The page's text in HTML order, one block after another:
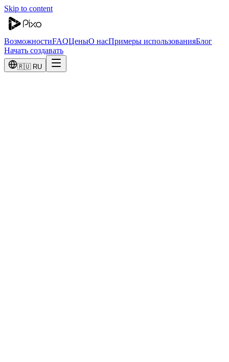
Skip to content
ВозможностиFAQЦеныО насПримеры использованияБлог
Начать создавать
🇷🇺 RU